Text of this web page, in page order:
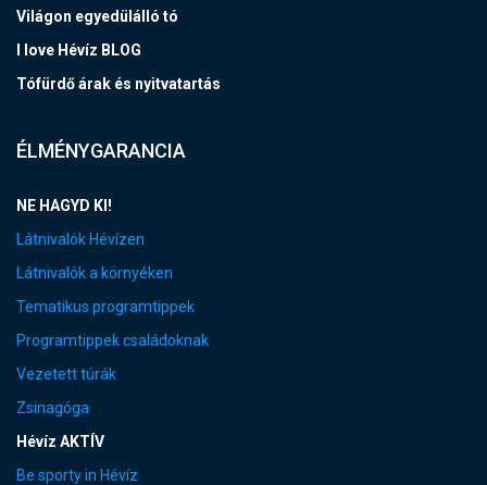
Világon egyedülálló tó
I love Hévíz BLOG
Tófürdő árak és nyitvatartás
ÉLMÉNYGARANCIA
NE HAGYD KI!
Látnivalók Hévízen
Látnivalók a környéken
Tematikus programtippek
Programtippek családoknak
Vezetett túrák
Zsinagóga
Hévíz AKTÍV
Be sporty in Hévíz